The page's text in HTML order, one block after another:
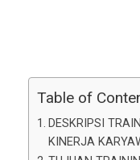
Table of
DESKRIPSI
KINERJA